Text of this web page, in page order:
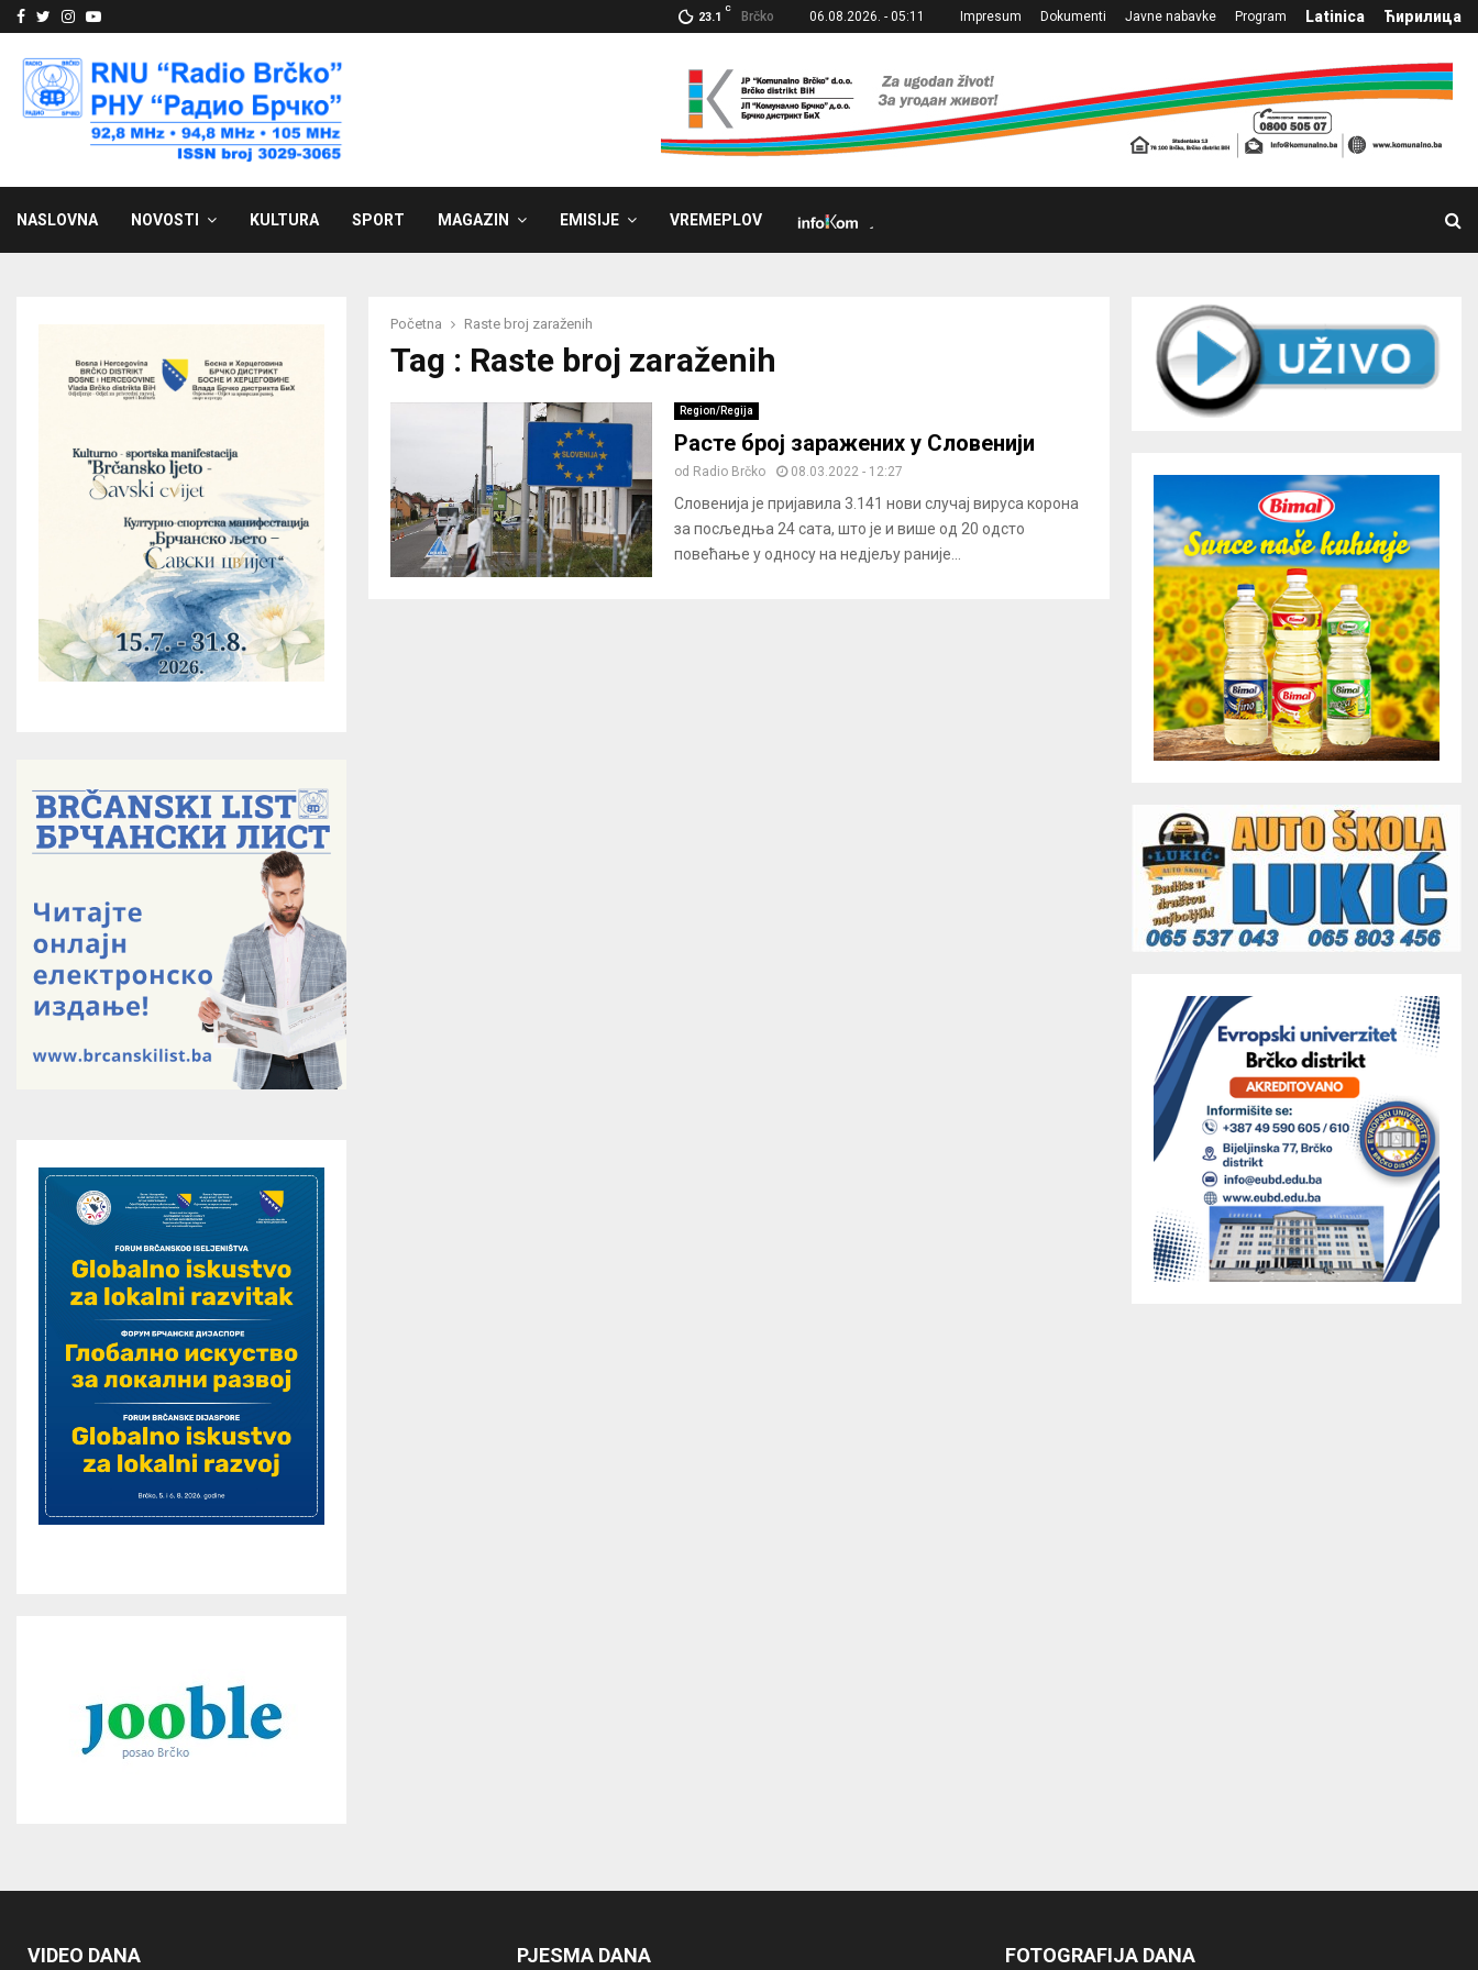
Facebook
Twitter
Instagram
Youtube 23.1
C
Brčko 06.08.2026. - 05:11 Impresum Dokumenti Javne nabavke Program Latinica Ћирилица
NASLOVNA NOVOSTI KULTURA SPORT MAGAZIN EMISIJE VREMEPLOV
Početna Raste broj zaraženih
Tag : Raste broj zaraženih
Region/Regija
Расте број заражених у Словенији
od Radio Brčko 08.03.2022 - 12:27
Словенија је пријавила 3.141 нови случај вируса корона
за посљедња 24 сата, што је и више од 20 одсто
повећање у односу на недјељу раније...
VIDEO DANA PJESMA DANA FOTOGRAFIJA DANA